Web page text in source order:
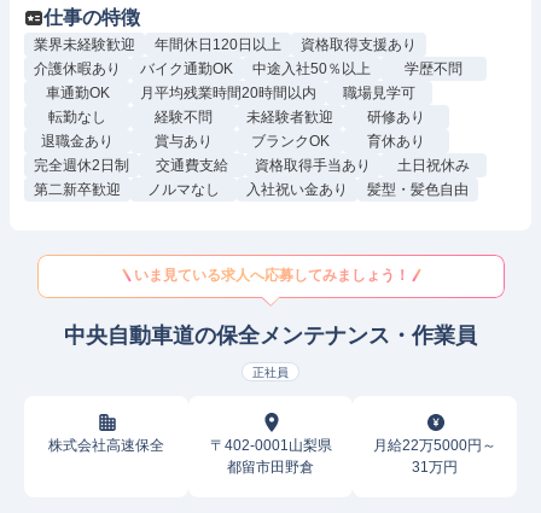
仕事の特徴
業界未経験歓迎 年間休日120日以上
資格取得支援あり
介護休暇あり
バイク通勤OK 中途入社50％以上
学歴不問
車通勤OK
月平均残業時間20時間以内
職場見学可
転勤なし
経験不問 未経験者歓迎
研修あり
退職金あり
賞与あり ブランクOK
育休あり
完全週休2日制
交通費支給 資格取得手当あり
土日祝休み
第二新卒歓迎
ノルマなし 入社祝い金あり 髪型・髪色自由
いま見ている求人へ応募してみましょう！
中央自動車道の保全メンテナンス・作業員
正社員
株式会社高速保全
〒402-0001山梨県
都留市田野倉
月給22万5000円～
31万円